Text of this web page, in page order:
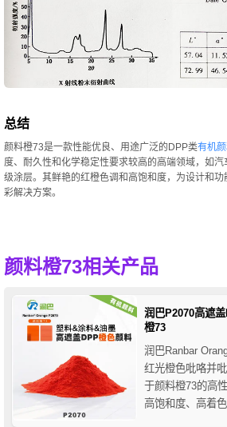
总结
颜料橙73是一款性能优良、用途广泛的DPP类有机
度、耐久性和化学稳定性要求较高的高端领域，如
级涂层。其鲜艳的红橙色调和高饱和度，为设计和
彩解决方案。
颜料橙73相关产品
润巴P2070高遮
橙73
润巴Ranbar
红光橙色吡咯并
于颜料橙73的高
高饱和度、高着